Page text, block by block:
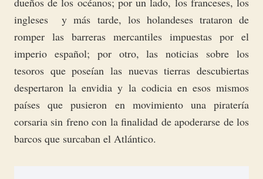
ingleses y más tarde, los holandeses trataron de
romper las barreras mercantiles impuestas por el
imperio español; por otro, las noticias sobre los
tesoros que poseían las nuevas tierras descubiertas
despertaron la envidia y la codicia en esos mismos
países que pusieron en movimiento una piratería
corsaria sin freno con la finalidad de apoderarse de los
barcos que surcaban el Atlántico.